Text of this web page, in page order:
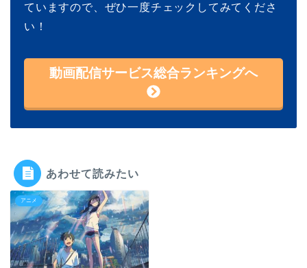
ていますので、ぜひ一度チェックしてみてくださ
い！
動画配信サービス総合ランキングへ
あわせて読みたい
アニメ